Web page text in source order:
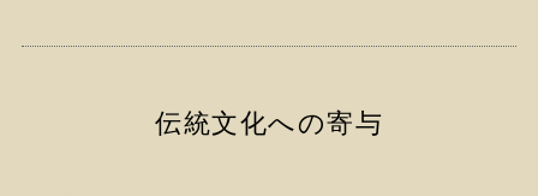
伝統文化への寄与